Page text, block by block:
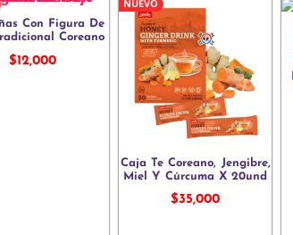
Con Figura De
Coreano
$12,000
NUEVO
Caja Te Coreano, Jengibre,
Miel Y Cúrcuma X 20und
$35,000